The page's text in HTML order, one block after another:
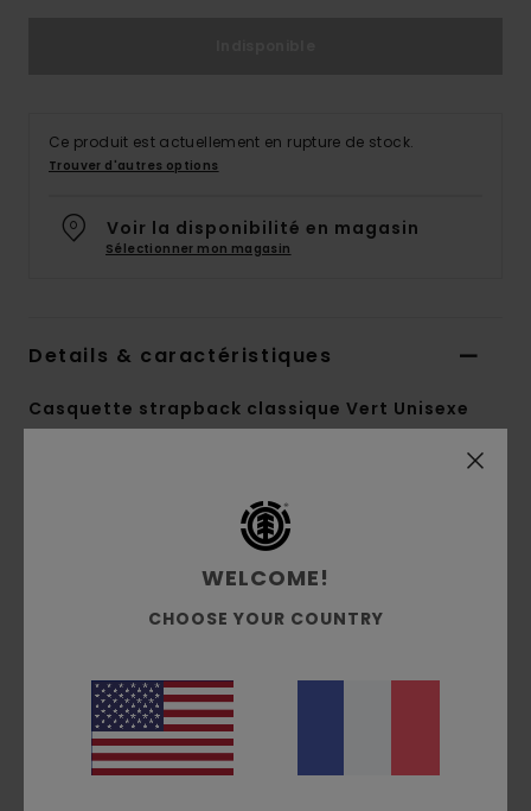
Ce produit est actuellement en rupture de stock.
Trouver d'autres options
Voir la disponibilité en magasin
Sélectionner mon magasin
Details & caractéristiques
Casquette strapback classique Vert Unisexe
Coton, Polyester
Taslan léger
Système de fermeture :
Signature en sérigraphie 3D HD sur le devant,
taille unique.
WELCOME!
CHOOSE YOUR COUNTRY